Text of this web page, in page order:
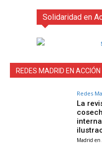
Solidaridad en
REDES MADRID EN ACCIÓN
Redes
La
Madrid en